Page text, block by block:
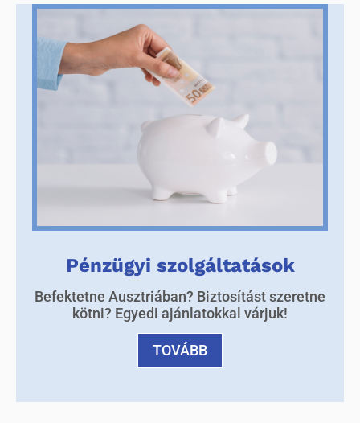
Pénzügyi szolgáltatások
Befektetne Ausztriában? Biztosítást szeretne
kötni? Egyedi ajánlatokkal várjuk!
TOVÁBB